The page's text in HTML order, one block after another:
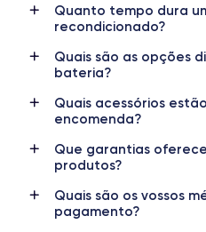
Dimensões e
Data de lançamento
149.6×71.5×8.25 mm
Ecrã
OLED 6.3 polegadas
Quanto tempo dura
recondicionado?
Quais são as opções
bateria?
Quais acessórios
encomenda?
Que garantias
produtos?
Quais são os vossos
pagamento?